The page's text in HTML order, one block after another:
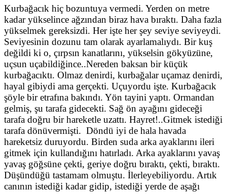
Kurbağacık hiç bozuntuya vermedi. Yerden on metre
kadar yükselince ağzından biraz hava bıraktı. Daha fazla
yükselmek gereksizdi. Her işte her şey seviye seviyeydi.
Seviyesinin dozunu tam olarak ayarlamalıydı. Bir kuş
değildi ki o, çırpsın kanatlarını, yükselsin gökyüzüne,
uçsun uçabildiğince..Nereden baksan bir küçük
kurbağacıktı. Olmaz denirdi, kurbağalar uçamaz denirdi,
hayal gibiydi ama gerçekti. Uçuyordu işte. Kurbağacık
şöyle bir etrafına bakındı. Yön tayini yaptı. Ormandan
gelmiş, şu tarafa gidecekti. Sağ ön ayağını gideceği
tarafa doğru bir hareketle uzattı. Hayret!..Gitmek istediği
tarafa dönüvermişti. Döndü iyi de hala havada
hareketsiz duruyordu. Birden suda arka ayaklarını ileri
gitmek için kullandığını hatırladı. Arka ayaklarını yavaş
yavaş göğsüne çekti, geriye doğru bıraktı, çekti, bıraktı.
Düşündüğü tastamam olmuştu. İlerleyebiliyordu. Artık
canının istediği kadar gidip, istediği yerde de aşağı